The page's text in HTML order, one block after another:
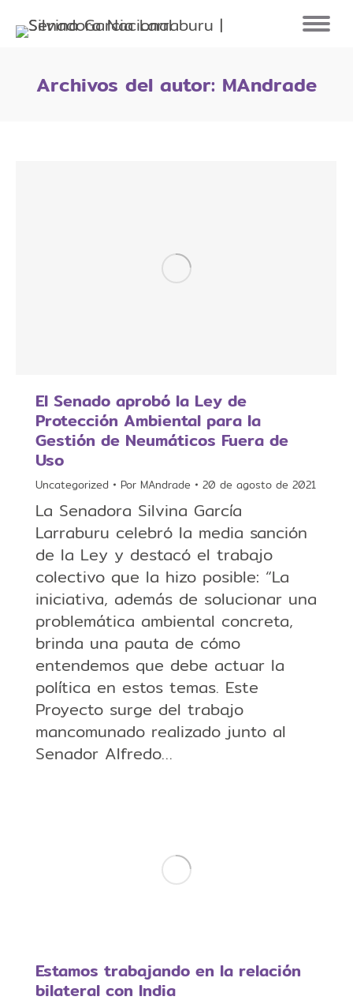
Archivos del autor: MAndrade
El Senado aprobó la Ley de
Protección Ambiental para la
Gestión de Neumáticos Fuera de
Uso
Uncategorized Por MAndrade 20 de agosto de 2021
La Senadora Silvina García
Larraburu celebró la media sanción
de la Ley y destacó el trabajo
colectivo que la hizo posible: “La
iniciativa, además de solucionar una
problemática ambiental concreta,
brinda una pauta de cómo
entendemos que debe actuar la
política en estos temas. Este
Proyecto surge del trabajo
mancomunado realizado junto al
Senador Alfredo…
Estamos trabajando en la relación
bilateral con India